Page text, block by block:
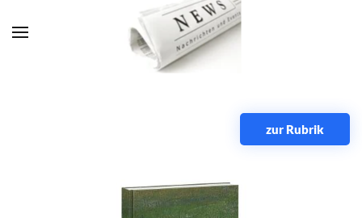
Zum Hauptinhalt springen
zur Rubrik